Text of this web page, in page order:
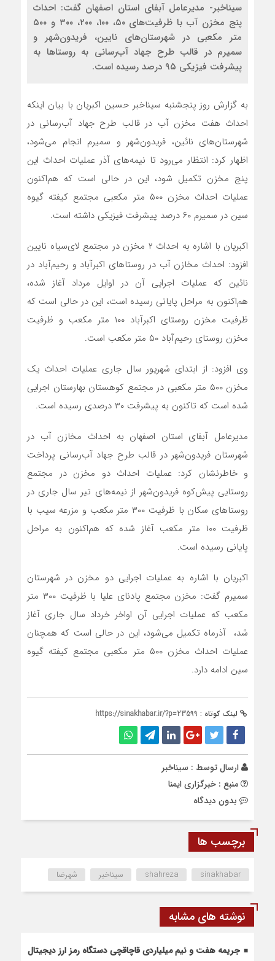
سیناخبر- مدیرعامل آبفای استان اصفهان گفت: احداث
پنج مخزن آب با ظرفیت‌های ۵۰، ۱۰۰، ۲۰۰، ۳۰۰ و ۵۰۰
متر مکعبی در شهرستان‌های نایین، فریدون‌شهر و
سمیرم در قالب طرح جهاد آب‌رسانی به روستاها به
پیشرفت فیزیکی ۹۵ درصد رسیده است.
به گزارش روز پنجشنبه سیناخبر حسین اکبریان با بیان اینکه
احداث هفت مخزن آب در قالب طرح جهاد آب‌رسانی در
شهرستان‌های نائین، فریدون‌شهر و سمیرم انجام می‌شود،
اظهار کرد: انتظار می‌رود تا نیمه‌های آذر عملیات احداث این
پنج مخزن تکمیل شود، این در حالی است که هم‌اکنون
عملیات احداث مخزن ۵۰۰ متر مکعبی مجتمع کیفته گیوه
سین در سمیرم ۶۰ درصد پیشرفت فیزیکی داشته است.
اکبریان با اشاره به احداث ۲ مخزن در مجتمع لای‌سیاه نایین
افزود: احداث مخازن آب در روستاهای اکبرآباد و رحیم‌آباد در
نائین که عملیات اجرایی آن در اوایل مرداد آغاز شده،
هم‌اکنون به مراحل پایانی رسیده است، این در حالی است که
ظرفیت مخزن روستای اکبرآباد ۱۰۰ متر مکعب و ظرفیت
مخزن روستای رحیم‌آباد ۵۰ متر مکعب است.
وی افزود: از ابتدای شهریور سال جاری عملیات احداث یک
مخزن ۵۰۰ متر مکعبی در مجتمع کوهستان بهارستان اجرایی
شده است که تاکنون به پیشرفت ۳۰ درصدی رسیده است.
مدیرعامل آبفای استان اصفهان به احداث مخازن آب در
شهرستان فریدون‌شهر در قالب طرح جهاد آب‌رسانی پرداخت
و خاطرنشان کرد: عملیات احداث دو مخزن در مجتمع
روستایی پیش‌کوه فریدون‌شهر از نیمه‌های تیر سال جاری در
روستاهای سکان با ظرفیت ۳۰۰ متر مکعب و مزرعه سیب با
ظرفیت ۱۰۰ متر مکعب آغاز شده که هم‌اکنون به مراحل
پایانی رسیده است.
اکبریان با اشاره به عملیات اجرایی دو مخزن در شهرستان
سمیرم گفت: مخزن مجتمع پادنای علیا با ظرفیت ۳۰۰ متر
مکعب که عملیات اجرایی آن اواخر خرداد سال جاری آغاز
شد، آذرماه تکمیل می‌شود، این در حالی‌ است که همچنان
عملیات احداث مخزن ۵۰۰ متر مکعبی مجتمع کیفته گیوه
سین ادامه دارد.
لینک کوتاه : https://sinakhabar.ir/?p=23599
ارسال توسط : سیناخبر
منبع : خبرگزاری ایمنا
بدون دیدگاه
برچسب ها
shahreza sinakhabar سیناخبر شهرضا
نوشته های مشابه
جریمه هفت و نیم میلیاردی قاچاقچی دستگاه رمز ارز دیجیتال